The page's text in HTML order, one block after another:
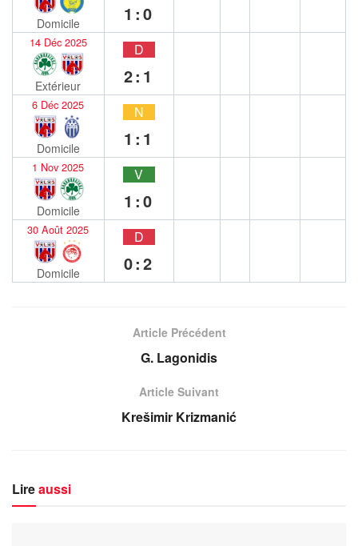
Domicile 1:0
14 Déc 2025
Extérieur
D
2:1
6 Déc 2025
Domicile
N
1:1
1 Nov 2025
Domicile
V
1:0
30 Août 2025
Domicile
D
0:2
Article Précédent
G. Lagonidis
Article Suivant
Krešimir Krizmanić
Lireaussi